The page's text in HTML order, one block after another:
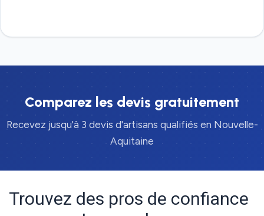
Comparez les devis gratuitement
Recevez jusqu'à 3 devis d'artisans qualifiés en Nouvelle-
Aquitaine
Trouvez des pros de confiance